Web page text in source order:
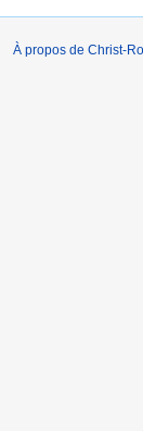
À propos de Christ-